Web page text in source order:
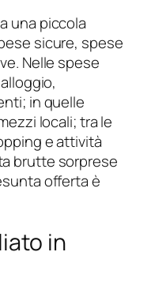
una piccola
sicure, spese
Nelle spese
in quelle
locali; tra le
e attività
brutte sorprese
offerta è
in